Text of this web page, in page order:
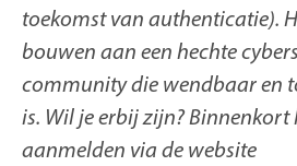
toekomst van authenticatie).
bouwen aan een hechte
community die wendbaar en
is. Wil je erbij zijn? Binnenkort
aanmelden via de website